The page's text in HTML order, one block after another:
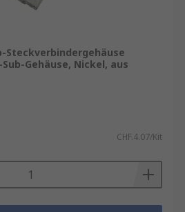
Steckverbindergehäuse
Gehäuse, Nickel, aus
CHF.4.07/Kit